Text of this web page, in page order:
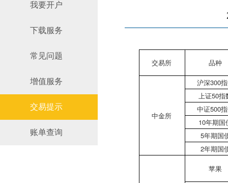
我要开户
下载服务
常见问题
增值服务
交易提示
账单查询
交易所 品种
中金所
沪深300
上证50指
中证500
10年期国
5年期国
2年期国
苹果